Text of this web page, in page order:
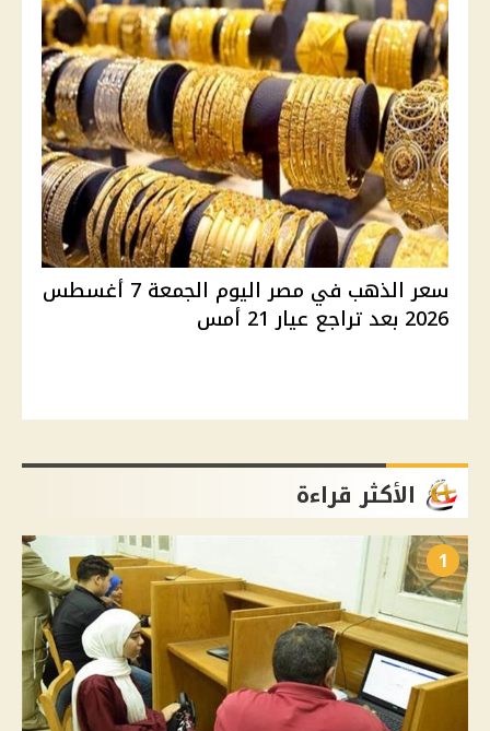
سعر الذهب في مصر اليوم الجمعة 7 أغسطس
2026 بعد تراجع عيار 21 أمس
الأكثر قراءة
1